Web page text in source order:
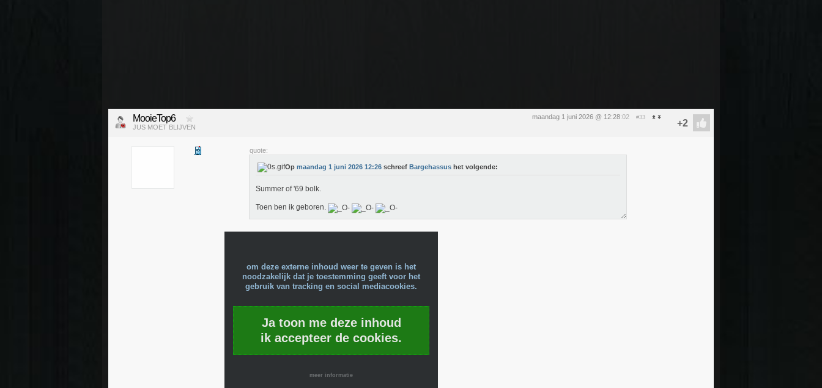
maandag 1 juni 2026 @ 12:28:02 #33
MooieTop6
JUS MOET BLIJVEN
quote:
Op maandag 1 juni 2026 12:26 schreef Bargehassus het volgende:
Summer of '69 bolk.
Toen ben ik geboren.
om deze externe inhoud weer te geven is het
noodzakelijk dat je toestemming geeft voor het
gebruik van tracking en social mediacookies.
Ja toon me deze inhoud
ik accepteer de cookies.
meer informatie